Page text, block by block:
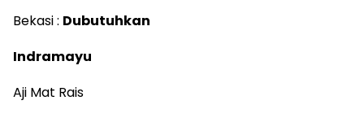
Bekasi : Dubutuhkan
Indramayu
Aji Mat Rais